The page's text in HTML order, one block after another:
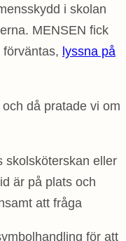
i skolan
MENSEN fick
lyssna på
då pratade vi om
eller
är på plats och
att fråga
för att